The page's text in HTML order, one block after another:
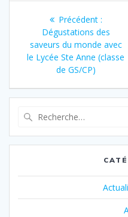
r Précédent :
Dégustations des
saveurs du monde avec
le Lycée Ste Anne (classe
de GS/CP)